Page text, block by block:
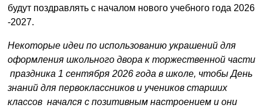
будут поздравлять с началом нового учебного года 2026
-2027.
Некоторые идеи по использованию украшений для
оформления школьного двора к торжественной части
праздника 1 сентября 2026 года в школе, чтобы День
знаний для первоклассников и учеников старших
классов начался с позитивным настроением и они